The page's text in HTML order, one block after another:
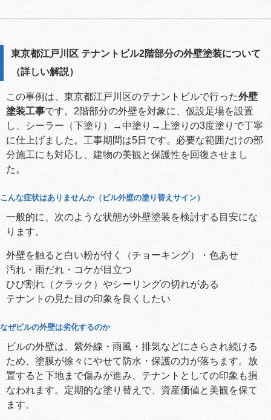
東京都江戸川区 テナントビル2階部分の外壁塗装について
（詳しい解説）
この事例は、東京都江戸川区のテナントビルで行った外壁
塗装工事です。2階部分の外壁を対象に、仮設足場を設置
し、シーラー（下塗り）→中塗り→上塗りの3度塗りで丁寧
に仕上げました。工事期間は5日です。必要な範囲だけの部
分施工にも対応し、建物の美観と保護性を回復させまし
た。
こんな症状はありませんか（ビル外壁の塗り替えサイン）
一般的に、次のような状態が外壁塗装を検討する目安にな
ります。
外壁を触ると白い粉が付く（チョーキング）・色あせ
汚れ・雨だれ・コケが目立つ
ひび割れ（クラック）やシーリングの切れがある
テナントの見た目の印象を良くしたい
なぜビルの外壁は劣化するのか
ビルの外壁は、紫外線・雨風・排気などにさらされ続ける
ため、塗膜が徐々にやせて防水・保護の力が落ちます。放
置すると下地まで傷みが進み、テナントとしての印象も損
なわれます。定期的な塗り替えで、資産価値と美観を保て
ます。